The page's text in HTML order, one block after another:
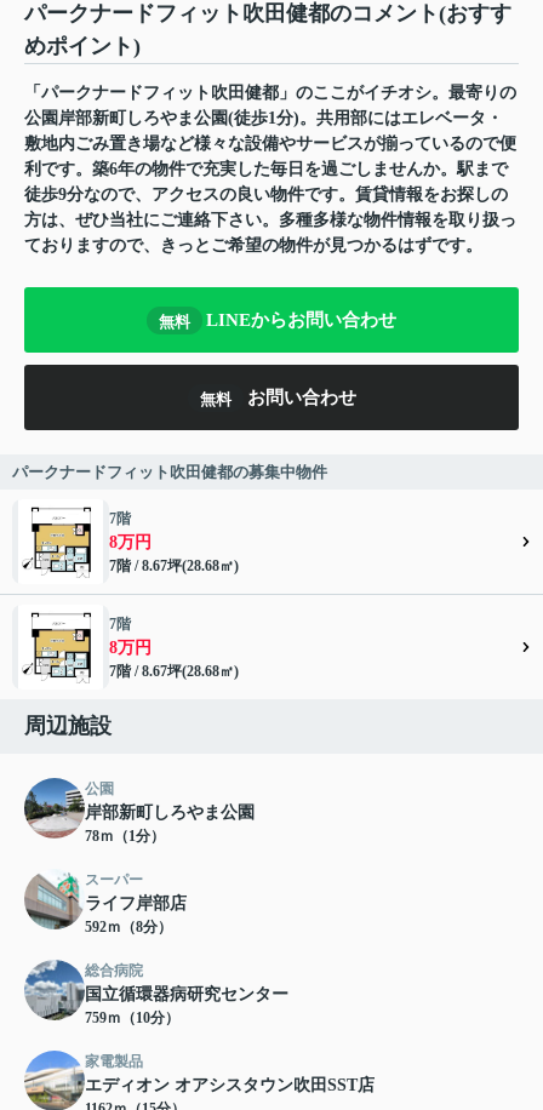
パークナードフィット吹田健都のコメント(おすす
めポイント)
「パークナードフィット吹田健都」のここがイチオシ。最寄りの
公園岸部新町しろやま公園(徒歩1分)。共用部にはエレベータ・
敷地内ごみ置き場など様々な設備やサービスが揃っているので便
利です。築6年の物件で充実した毎日を過ごしませんか。駅まで
徒歩9分なので、アクセスの良い物件です。賃貸情報をお探しの
方は、ぜひ当社にご連絡下さい。多種多様な物件情報を取り扱っ
ておりますので、きっとご希望の物件が見つかるはずです。
無料 LINEからお問い合わせ
無料 お問い合わせ
パークナードフィット吹田健都の募集中物件
7階
8万円
7階 / 8.67坪(28.68㎡)
7階
8万円
7階 / 8.67坪(28.68㎡)
周辺施設
公園
岸部新町しろやま公園
78ｍ（1分）
スーパー
ライフ岸部店
592ｍ（8分）
総合病院
国立循環器病研究センター
759ｍ（10分）
家電製品
エディオン オアシスタウン吹田SST店